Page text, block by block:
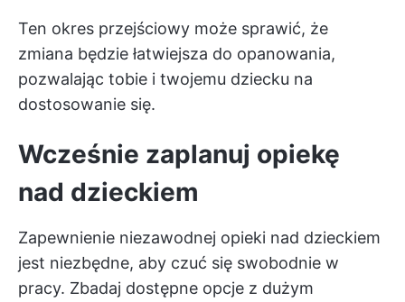
Ten okres przejściowy może sprawić, że
zmiana będzie łatwiejsza do opanowania,
pozwalając tobie i twojemu dziecku na
dostosowanie się.
Wcześnie zaplanuj opiekę
nad dzieckiem
Zapewnienie niezawodnej opieki nad dzieckiem
jest niezbędne, aby czuć się swobodnie w
pracy. Zbadaj dostępne opcje z dużym